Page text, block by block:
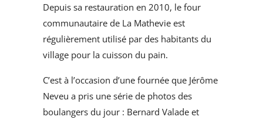
Depuis sa restauration en 2010, le four
communautaire de La Mathevie est
régulièrement utilisé par des habitants du
village pour la cuisson du pain.
C’est à l’occasion d’une fournée que Jérôme
Neveu a pris une série de photos des
boulangers du jour : Bernard Valade et